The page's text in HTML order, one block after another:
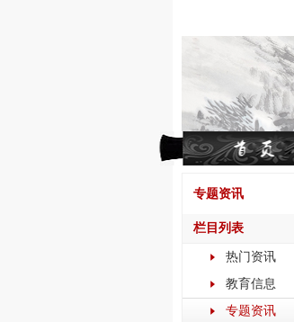
专题资讯
栏目列表
热门资讯
教育信息
专题资讯